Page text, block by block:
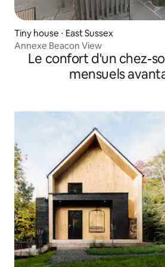
Tiny house ⋅ East Sussex
Annexe Beacon View
Le confort d'un chez-
mensuels